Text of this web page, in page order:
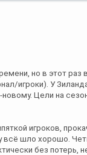
но в этот раз
игроки). У
Цели на
игроков,
всё шло хорошо.
без потерь,